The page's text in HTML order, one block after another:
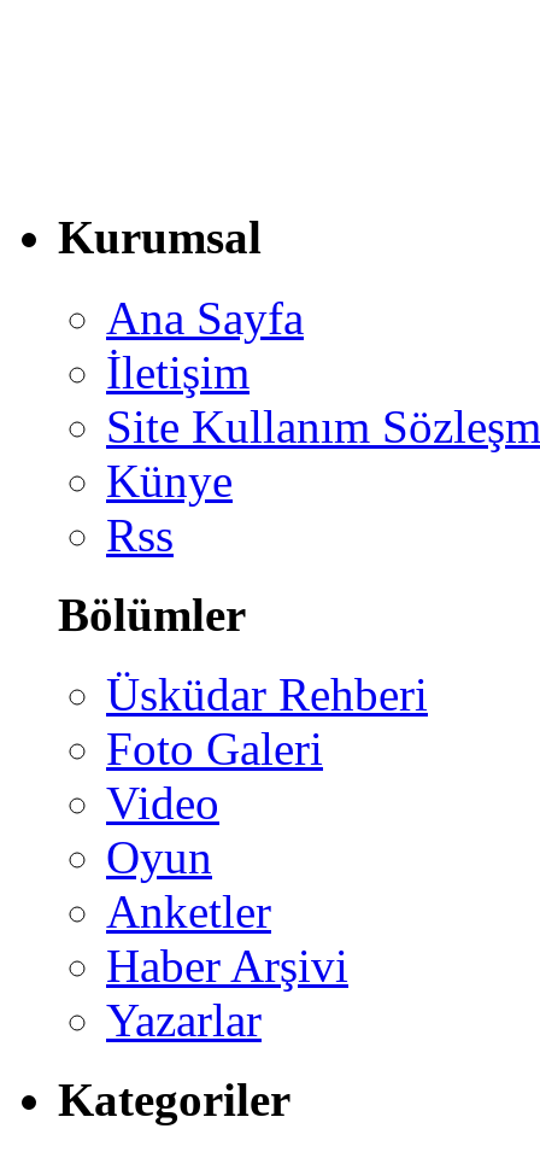
Kurumsal
Ana Sayfa
İletişim
Site Kullanım
Künye
Rss
Bölümler
Üsküdar Rehberi
Foto Galeri
Video
Oyun
Anketler
Haber Arşivi
Yazarlar
Kategoriler